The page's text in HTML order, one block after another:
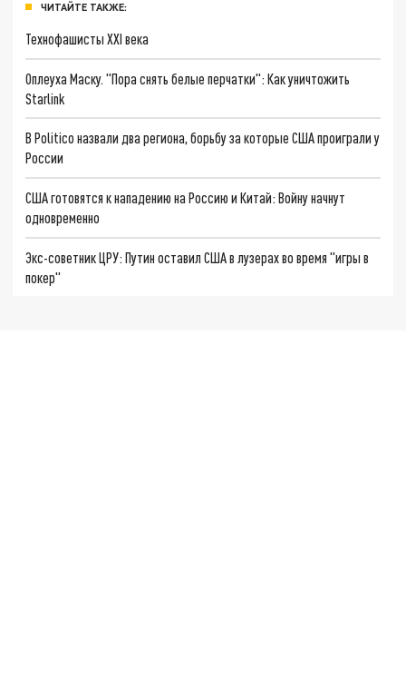
ЧИТАЙТЕ ТАКЖЕ:
Технофашисты XXI века
Оплеуха Маску. "Пора снять белые перчатки": Как уничтожить
Starlink
В Politico назвали два региона, борьбу за которые США проиграли у
России
США готовятся к нападению на Россию и Китай: Войну начнут
одновременно
Экс-советник ЦРУ: Путин оставил США в лузерах во время "игры в
покер"